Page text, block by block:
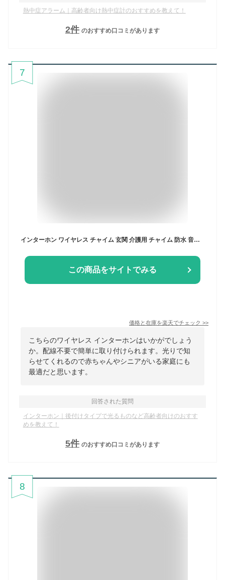
熱中症アラーム｜高齢者向け熱中症計のおすすめを教えて！
2件 のおすすめ口コミがあります
7
この商品をサイトでみる
価格と在庫を楽天でチェック >>
こちらのワイヤレス インターホンはいかがでしょう
か。配線不要で簡単に取り付けられます。光りで知
らせてくれるので赤ちゃんやシニアがいる家庭にも
最適だと思います。
回答された質問
インターホン｜後付けタイプで光るものなど高齢者向けのおすす
めを教えて！
5件 のおすすめ口コミがあります
8